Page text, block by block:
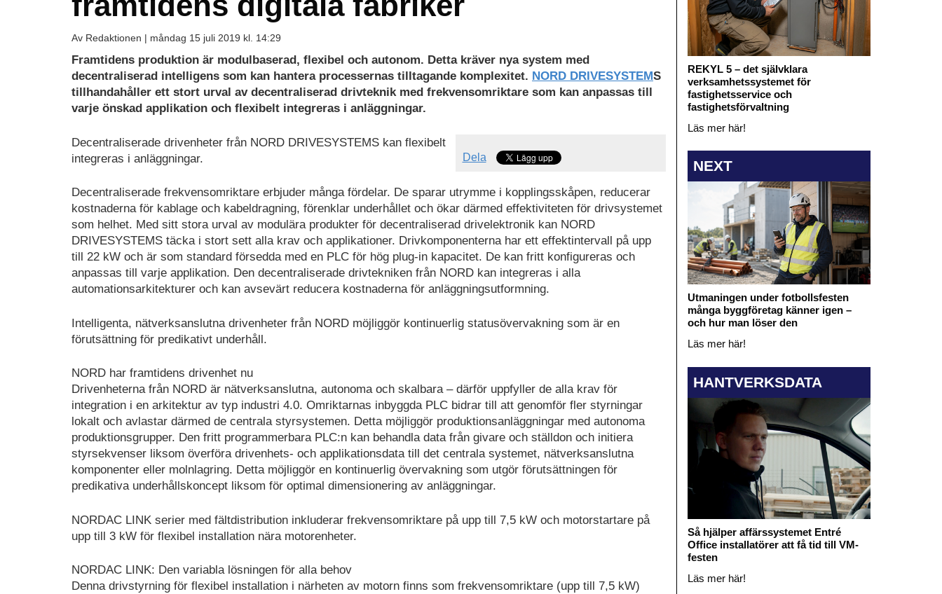
Av Redaktionen | måndag 15 juli 2019 kl. 14:29
Framtidens produktion är modulbaserad, flexibel och autonom. Detta kräver nya system med
decentraliserad intelligens som kan hantera processernas tilltagande komplexitet. NORD DRIVESYSTEMS
tillhandahåller ett stort urval av decentraliserad drivteknik med frekvensomriktare som kan anpassas till
varje önskad applikation och flexibelt integreras i anläggningar.
Dela
Decentraliserade drivenheter från NORD DRIVESYSTEMS kan flexibelt
integreras i anläggningar.
Decentraliserade frekvensomriktare erbjuder många fördelar. De sparar utrymme i kopplingsskåpen, reducerar
kostnaderna för kablage och kabeldragning, förenklar underhållet och ökar därmed effektiviteten för drivsystemet
som helhet. Med sitt stora urval av modulära produkter för decentraliserad drivelektronik kan NORD
DRIVESYSTEMS täcka i stort sett alla krav och applikationer. Drivkomponenterna har ett effektintervall på upp
till 22 kW och är som standard försedda med en PLC för hög plug-in kapacitet. De kan fritt konfigureras och
anpassas till varje applikation. Den decentraliserade drivtekniken från NORD kan integreras i alla
automationsarkitekturer och kan avsevärt reducera kostnaderna för anläggningsutformning.
Intelligenta, nätverksanslutna drivenheter från NORD möjliggör kontinuerlig statusövervakning som är en
förutsättning för predikativt underhåll.
NORD har framtidens drivenhet nu
Drivenheterna från NORD är nätverksanslutna, autonoma och skalbara – därför uppfyller de alla krav för
integration i en arkitektur av typ industri 4.0. Omriktarnas inbyggda PLC bidrar till att genomför fler styrningar
lokalt och avlastar därmed de centrala styrsystemen. Detta möjliggör produktionsanläggningar med autonoma
produktionsgrupper. Den fritt programmerbara PLC:n kan behandla data från givare och ställdon och initiera
styrsekvenser liksom överföra drivenhets- och applikationsdata till det centrala systemet, nätverksanslutna
komponenter eller molnlagring. Detta möjliggör en kontinuerlig övervakning som utgör förutsättningen för
predikativa underhållskoncept liksom för optimal dimensionering av anläggningar.
NORDAC LINK serier med fältdistribution inkluderar frekvensomriktare på upp till 7,5 kW och motorstartare på
upp till 3 kW för flexibel installation nära motorenheter.
NORDAC LINK: Den variabla lösningen för alla behov
Denna drivstyrning för flexibel installation i närheten av motorn finns som frekvensomriktare (upp till 7,5 kW)
REKYL 5 – det självklara
verksamhetssystemet för
fastighetsservice och
fastighetsförvaltning
Läs mer här!
NEXT
Utmaningen under fotbollsfesten
många byggföretag känner igen –
och hur man löser den
Läs mer här!
HANTVERKSDATA
Så hjälper affärssystemet Entré
Office installatörer att få tid till VM-
festen
Läs mer här!